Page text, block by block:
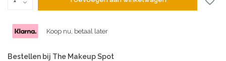
Koop nu, betaal later
Bestellen bij The Makeup Spot